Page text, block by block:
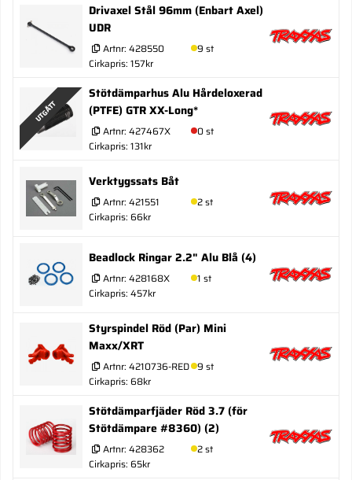
Drivaxel Stål 96mm (Enbart Axel)
UDR
Artnr: 428550
9 st
Cirkapris: 157kr
UTGÅTT
Stötdämparhus Alu Hårdeloxerad
(PTFE) GTR XX-Long*
Artnr: 427467X
0 st
Cirkapris: 131kr
Verktygssats Båt
Artnr: 421551
2 st
Cirkapris: 66kr
Beadlock Ringar 2.2" Alu Blå (4)
Artnr: 428168X
1 st
Cirkapris: 457kr
Styrspindel Röd (Par) Mini
Maxx/XRT
Artnr: 4210736-RED 9 st
Cirkapris: 68kr
Stötdämparfjäder Röd 3.7 (för
Stötdämpare #8360) (2)
Artnr: 428362
2 st
Cirkapris: 65kr